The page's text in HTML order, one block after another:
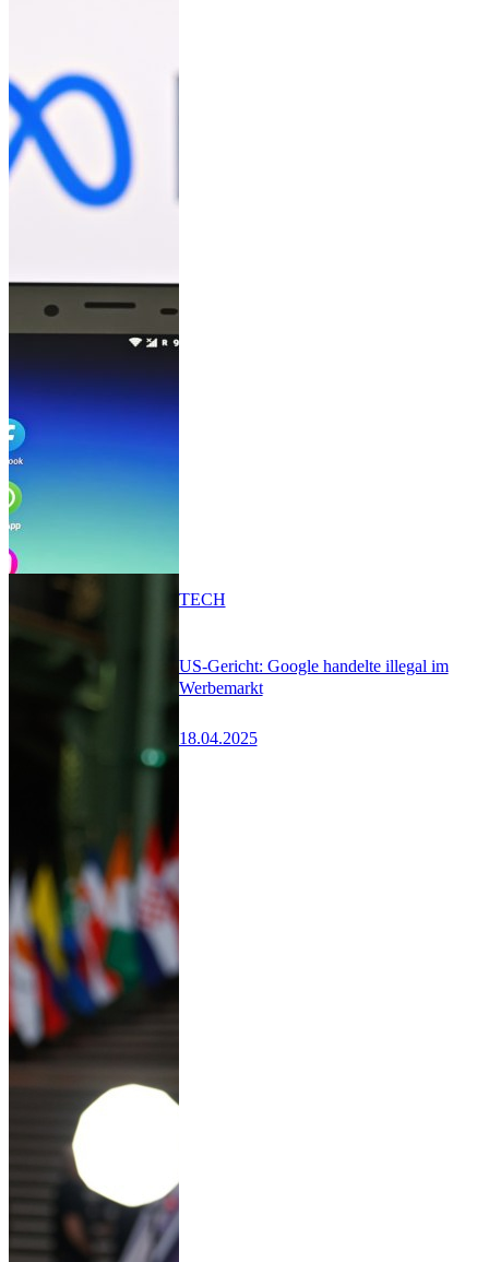
US-Gericht: Google handelte illegal im
Werbemarkt
18.04.2025
TECH